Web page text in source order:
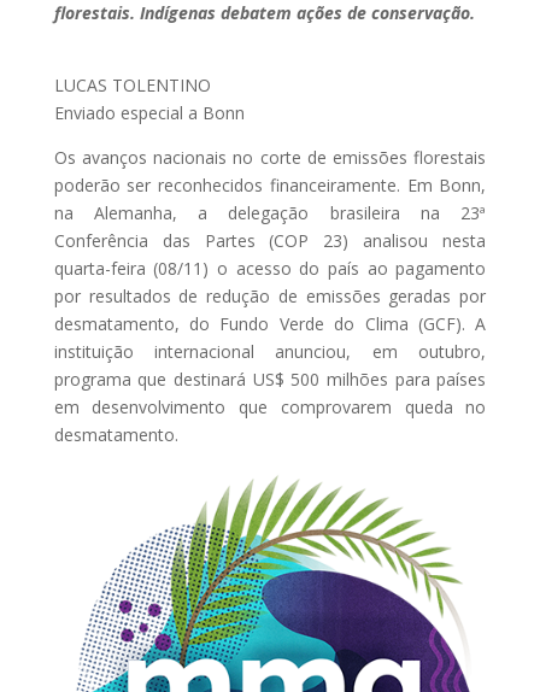
florestais. Indígenas debatem ações de conservação.
LUCAS TOLENTINO
Enviado especial a Bonn
Os avanços nacionais no corte de emissões florestais
poderão ser reconhecidos financeiramente. Em Bonn,
na Alemanha, a delegação brasileira na 23ª
Conferência das Partes (COP 23) analisou nesta
quarta-feira (08/11) o acesso do país ao pagamento
por resultados de redução de emissões geradas por
desmatamento, do Fundo Verde do Clima (GCF). A
instituição internacional anunciou, em outubro,
programa que destinará US$ 500 milhões para países
em desenvolvimento que comprovarem queda no
desmatamento.